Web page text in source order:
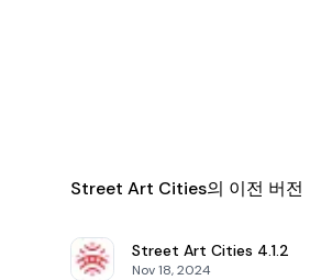
Street Art Cities의 이전 버전
Street Art Cities 4.1.2
Nov 18, 2024